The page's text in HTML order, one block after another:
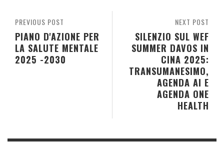
NEXT POST
SILENZIO SUL WEF
SUMMER DAVOS IN
CINA 2025:
TRANSUMANESIMO,
AGENDA AI E
AGENDA ONE
HEALTH
PREVIOUS POST
PIANO D'AZIONE PER
LA SALUTE MENTALE
2025 -2030